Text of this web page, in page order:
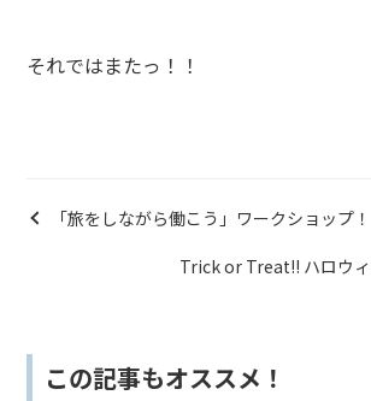
それではまたっ！！
「旅をしながら働こう」ワークショップ！
Trick or Treat!! ハロウィ
この記事もオススメ！